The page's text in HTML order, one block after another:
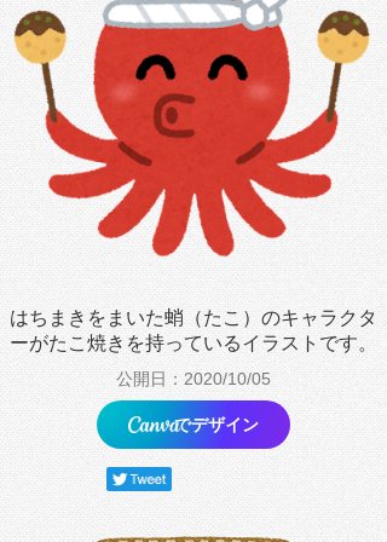
はちまきをまいた蛸（たこ）のキャラクタ
ーがたこ焼きを持っているイラストです。
公開日：2020/10/05
でデザイン